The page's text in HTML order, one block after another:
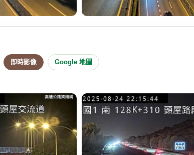
即時影像 Google 地圖